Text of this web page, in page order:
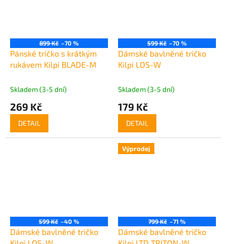
899 Kč –70 %
Pánské tričko s krátkým
rukávem Kilpi BLADE-M
Skladem (3-5 dní)
269 Kč
DETAIL
599 Kč –70 %
Dámské bavlněné tričko
Kilpi LOS-W
Skladem (3-5 dní)
179 Kč
DETAIL
599 Kč –40 %
Dámské bavlněné tričko
Výprodej
799 Kč –71 %
Dámské bavlněné tričko